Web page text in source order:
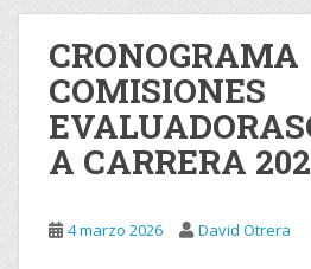
CRONOGRAMA
COMISIONES
A CARRERA
4 marzo 2026 David Otrera